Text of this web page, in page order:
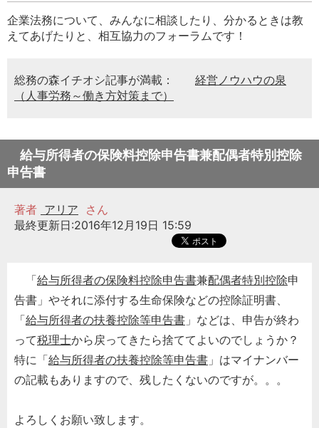
企業法務について、みんなに相談したり、分かるときは教
えてあげたりと、相互協力のフォーラムです！
総務の森イチオシ記事が満載：
経営ノウハウの泉
（人事労務～働き方対策まで）
給与所得者の保険料控除申告書兼配偶者特別控除
申告書
著者 アリア
さん
最終更新日:2016年12月19日 15:59
「給与所得者の保険料控除申告書兼配偶者特別控除申
告書」やそれに添付する生命保険などの控除証明書、
「給与所得者の扶養控除等申告書 」などは、申告が終わ
って税理士から戻ってきたら捨ててよいのでしょうか？
特に「給与所得者の扶養控除等申告書 」はマイナンバー
の記載もありますので、残したくないのですが。。。
よろしくお願い致します。